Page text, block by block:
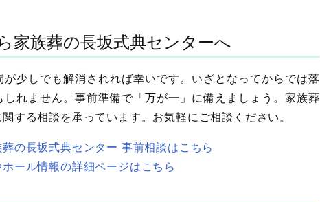
家族葬の長坂式典センターへ
少しでも解消されれば幸いです。いざとなってからでは落
れません。事前準備で「万が一」に備えましょう。家族葬
する相談を承っています。お気軽にご相談ください。
の長坂式典センター 事前相談はこちら
ール情報の詳細ページはこちら